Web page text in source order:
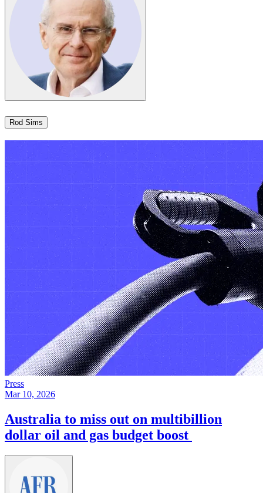
Rod Sims​​​​‌ ‍ ​‍​‍‌‍ ‌ ​‍‌‍‍‌‌‍‌ ‌‍‍‌‌‍ ‍​‍​‍​ ‍‍​‍​‍‌ ​ ‌‍​‌‌‍ ‍‌‍‍‌‌ ‌​‌ ‍‌​‍ ‍‌‍‍‌‌‍ ​‍​‍​‍ ​​‍​‍‌‍‍​‌ ​‍‌‍‌‌‌‍‌‍​‍​‍​ ‍‍​‍​‍‌‍‍​‌ ‌​‌ ‌​‌ ​​​ ‍‍​‍ ​‍ ‌‍ ​‌‍ ‌‍​ ‌‍​‌‌‍ ​‌‍‍​‌‍ ‌ ​ ‌ ‌​​ ‍‍​ ​ ​ ​ ​ ​ ​ ​ ​‍ ‌‍‍‌‌‍ ‍‌ ‌​‌‍‌‌‌‍ ‍‌ ‌​​‍ ‌‍‌‌‌‍‌​‌‍‍‌‌ ‌​​‍ ‌‍ ‌‌‍ ‌‍‌​‌‍‌‌​ ‌‌ ​​‌ ​‍‌‍‌‌‌ ​ ‌‍‌‌‌‍ ‍‌ ‌​‌‍​‌‌ ‌​‌‍‍‌‌‍ ‌‍ ‍​ ‍ ‌‍‍‌‌‍‌​​ ‌​ ‌‌​ ‍​​ ‌‌​ ​‍‌‍‌​​ ‍‌​ ‌‍​ ‍​​‍ ‌​ ‍​​ ‍‌‌‍​‍​ ‌ ​‍ ‌​ ‌​​ ‍​​ ‌​‌‍‌‍​‍ ‌‌‍​‍​ ​‍​ ‍​​ ‌‍​‍ ‌​ ‍‌​ ‌‌​ ​‌‌‍​ ‌‍​‌​ ​ ​ ‍​​ ​‍‌‍​ ​ ​‌​ ‌​​ ‍‌​ ‍ ‌ ‌​‌ ‍‌‌ ​​‌‍‌‌​ ‌‌‍​‌‌ ‌‌‌ ‌​‌‍‍​‌‍ ‌ ​‍​ ‍ ‌ ​​‌‍​‌‌ ‌​‌‍‍​​ ‌‌‍ ‍‌‍​‌‌‍ ‌‌‍‌‌​ ‌‍​‍‌‍​‌‌ ​ ‌‍‌‌‌‌‌‌‌ ​‍‌‍ ​​ ‌‌‍‍​‌ ‌​‌ ‌​‌ ​​​‍‌‌​ ​ ‌​​‌​‍‌‌​ ​‍‌​‌‍​‍‌‌​ ​‍‌​‌‍‌‍ ​‌‍ ‌‍​ ‌‍​‌‌‍ ​‌‍‍​‌‍ ‌ ​ ‌ ‌​​‍‌‌​ ​ ‌​​‌​ ​ ​ ​ ​ ​ ​ ​ ​‍‌‍‌‍‍‌‌‍‌​​ ‌​ ‌‌​ ‍​​ ‌‌​ ​‍‌‍‌​​ ‍‌​ ‌‍​ ‍​​‍ ‌​ ‍​​ ‍‌‌‍​‍​ ‌ ​‍ ‌​ ‌​​ ‍​​ ‌​‌‍‌‍​‍ ‌‌‍​‍​ ​‍​ ‍​​ ‌‍​‍ ‌​ ‍‌​ ‌‌​ ​‌‌‍​ ‌‍​‌​ ​ ​ ‍​​ ​‍‌‍​ ​ ​‌​ ‌​​ ‍‌​‍‌‍‌ ‌​‌ ‍‌‌ ​​‌‍‌‌​ ‌‌‍​‌‌ ‌‌‌ ‌​‌‍‍​‌‍ ‌ ​‍​‍‌‍‌ ​​‌‍​‌‌ ‌​‌‍‍​​ ‌‌‍ ‍‌‍​‌‌‍ ‌‌‍‌‌​‍‌‍‌ ​​‌‍‌‌‌ ​‍‌ ​ ‌ ​​‌‍‌‌‌‍​ ‌ ‌​‌‍‍‌‌ ‌‍‌‍‌‌​ ‌‌ ​​‌ ‌‌‌‍​‍‌‍ ​‌‍‍‌‌ ​ ‌‍‍​‌‍‌‌‌‍‌​​‍​‍‌ ‌
Press
Mar 10, 2026
Australia to miss out on multibillion
dollar oil and gas budget boost ​​​​‌ ‍ ​‍​‍‌‍ ‌ ​‍‌‍‍‌‌‍‌ ‌‍‍‌‌‍ ‍​‍​‍​ ‍‍​‍​‍‌ ​ ‌‍​‌‌‍ ‍‌‍‍‌‌ ‌​‌ ‍‌​‍ ‍‌‍‍‌‌‍ ​‍​‍​‍ ​​‍​‍‌‍‍​‌ ​‍‌‍‌‌‌‍‌‍​‍​‍​ ‍‍​‍​‍‌‍‍​‌ ‌​‌ ‌​‌ ​​​ ‍‍​‍ ​‍ ‌‍ ​‌‍ ‌‍​ ‌‍​‌‌‍ ​‌‍‍​‌‍ ‌ ​ ‌ ‌​​ ‍‍​ ​ ​ ​ ​ ​ ​ ​ ​‍ ‌‍‍‌‌‍ ‍‌ ‌​‌‍‌‌‌‍ ‍‌ ‌​​‍ ‌‍‌‌‌‍‌​‌‍‍‌‌ ‌​​‍ ‌‍ ‌‌‍ ‌‍‌​‌‍‌‌​ ‌‌ ​​‌ ​‍‌‍‌‌‌ ​ ‌‍‌‌‌‍ ‍‌ ‌​‌‍​‌‌ ‌​‌‍‍‌‌‍ ‌‍ ‍​ ‍ ‌‍‍‌‌‍‌​​ ‌‌‍‌‌​ ‍‌‌‍‌‌​ ​ ‌‍​ ‌‍​ ‌‍​‍​ ​‍​‍ ‌‌‍‌‍‌‍​‌‌‍‌‌​ ‌​​‍ ‌​ ‌​​ ​‌‌‍​ ​ ​​​‍ ‌​ ‍​‌‍‌‌‌‍​ ​ ‌ ​‍ ‌‌‍​‌‌‍​‍​ ​‌​ ‍‌​ ​​​ ​‌​ ‌‍​ ‍‌‌‍​ ‌‍‌‌‌‍‌‍​ ‍​​ ‍ ‌ ‌​‌ ‍‌‌ ​​‌‍‌‌​ ‌‌‍ ‍‌‍‌‌‌ ‌ ‌ ​ ​ ‍ ‌ ​​‌‍​‌‌ ‌​‌‍‍​​ ‌‌ ‌​‌‍‍‌‌ ‌​‌‍ ​‌‍‌‌​ ‌‍​‍‌‍​‌‌ ​ ‌‍‌‌‌‌‌‌‌ ​‍‌‍ ​​ ‌‌‍‍​‌ ‌​‌ ‌​‌ ​​​‍‌‌​ ​ ‌​​‌​‍‌‌​ ​‍‌​‌‍​‍‌‌​ ​‍‌​‌‍‌‍ ​‌‍ ‌‍​ ‌‍​‌‌‍ ​‌‍‍​‌‍ ‌ ​ ‌ ‌​​‍‌‌​ ​ ‌​​‌​ ​ ​ ​ ​ ​ ​ ​ ​‍‌‍‌‍‍‌‌‍‌​​ ‌‌‍‌‌​ ‍‌‌‍‌‌​ ​ ‌‍​ ‌‍​ ‌‍​‍​ ​‍​‍ ‌‌‍‌‍‌‍​‌‌‍‌‌​ ‌​​‍ ‌​ ‌​​ ​‌‌‍​ ​ ​​​‍ ‌​ ‍​‌‍‌‌‌‍​ ​ ‌ ​‍ ‌‌‍​‌‌‍​‍​ ​‌​ ‍‌​ ​​​ ​‌​ ‌‍​ ‍‌‌‍​ ‌‍‌‌‌‍‌‍​ ‍​​‍‌‍‌ ‌​‌ ‍‌‌ ​​‌‍‌‌​ ‌‌‍ ‍‌‍‌‌‌ ‌ ‌ ​ ​‍‌‍‌ ​​‌‍​‌‌ ‌​‌‍‍​​ ‌‌ ‌​‌‍‍‌‌ ‌​‌‍ ​‌‍‌‌​‍‌‍‌ ​​‌‍‌‌‌ ​‍‌ ​ ‌ ​​‌‍‌‌‌‍​ ‌ ‌​‌‍‍‌‌ ‌‍‌‍‌‌​ ‌‌ ​​‌ ‌‌‌‍​‍‌‍ ​‌‍‍‌‌ ​ ‌‍‍​‌‍‌‌‌‍‌​​‍​‍‌ ‌